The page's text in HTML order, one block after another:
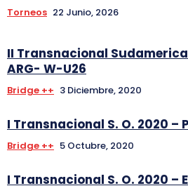
Torneos 22 Junio, 2026
II Transnacional
ARG- W-U26
Bridge ++ 3 Diciembre, 2020
I Transnacional S. O. 2020 –
Bridge ++ 5 Octubre, 2020
I Transnacional S. O. 2020 –